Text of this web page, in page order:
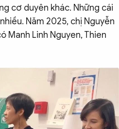
cơ duyên khác. Những cái
Năm 2025, chị Nguyễn
Manh Linh Nguyen, Thien